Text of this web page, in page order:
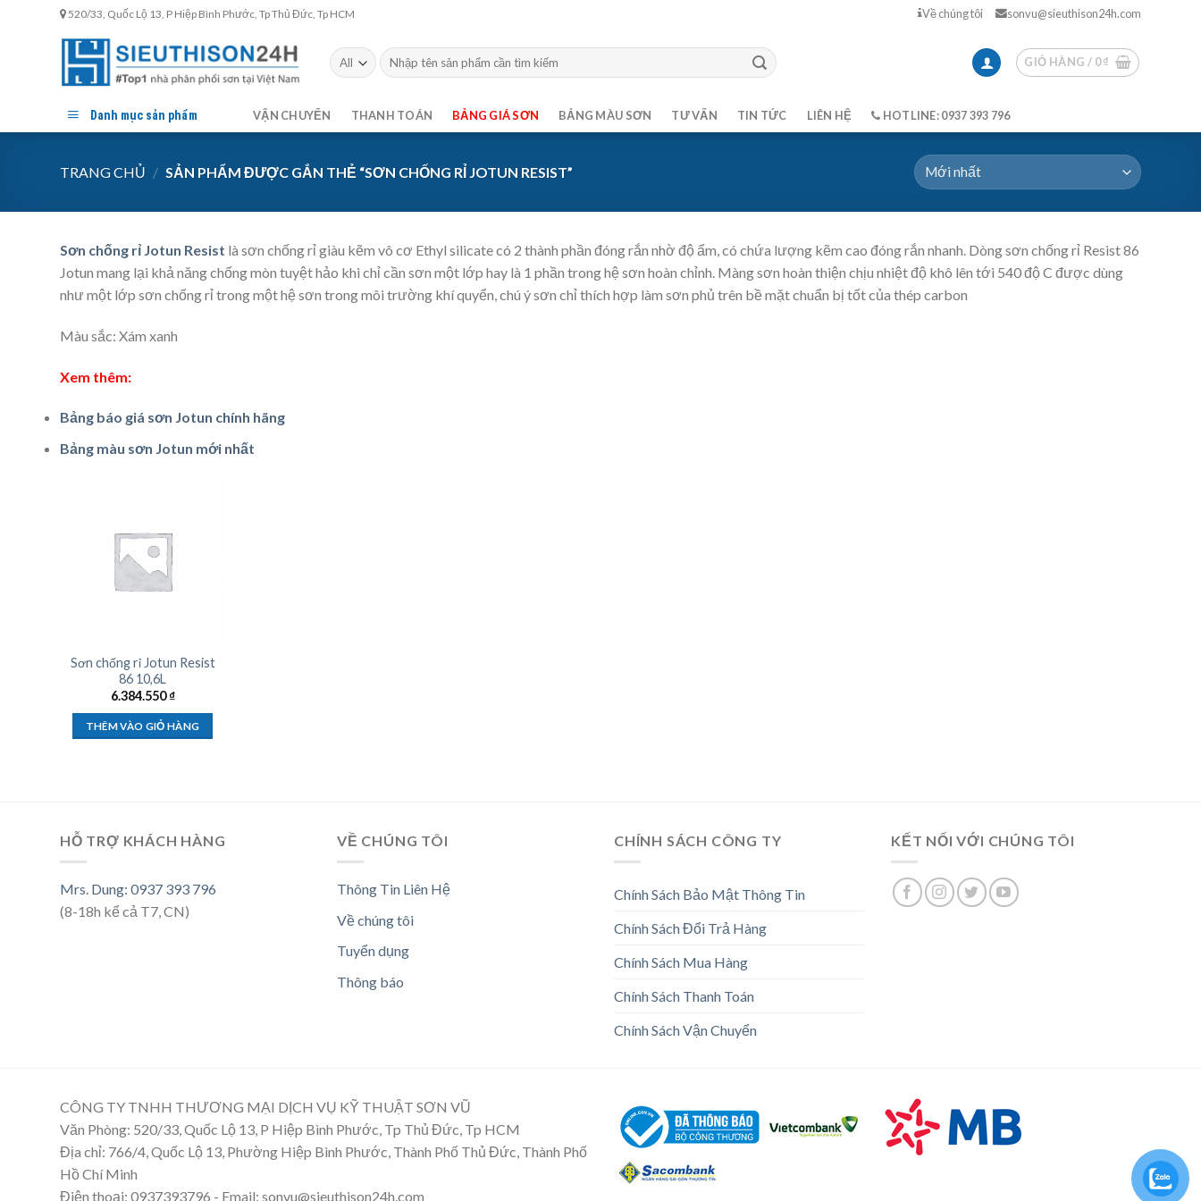
520/33, Quốc Lộ 13, P Hiệp Bình Phước, Tp Thủ Đức, Tp HCM Về chúng tôi sonvu@sieuthison24h.com
Tìm
kiếm:
GIỎ HÀNG / 0₫
Danh mục sản phẩm VẬN CHUYỂN THANH TOÁN BẢNG GIÁ SƠN BẢNG MÀU SƠN TƯ VẤN TIN TỨC LIÊN HỆ HOTLINE: 0937 393 796
TRANG CHỦ / SẢN PHẨM ĐƯỢC GẮN THẺ “SƠN CHỐNG RỈ JOTUN RESIST”
Sơn chống rỉ Jotun Resist là sơn chống rỉ giàu kẽm vô cơ Ethyl silicate có 2 thành phần đóng rắn nhờ độ ẩm, có chứa lượng kẽm cao đóng rắn nhanh. Dòng sơn chống rỉ Resist 86
Jotun mang lại khả năng chống mòn tuyệt hảo khi chỉ cần sơn một lớp hay là 1 phần trong hệ sơn hoàn chỉnh. Màng sơn hoàn thiện chịu nhiệt độ khô lên tới 540 độ C được dùng
như một lớp sơn chống rỉ trong một hệ sơn trong môi trường khí quyển, chú ý sơn chỉ thích hợp làm sơn phủ trên bề mặt chuẩn bị tốt của thép carbon
Màu sắc: Xám xanh
Xem thêm:
Bảng báo giá sơn Jotun chính hãng
Bảng màu sơn Jotun mới nhất
Sơn chống rỉ Jotun Resist
86 10,6L
6.384.550₫
THÊM VÀO GIỎ HÀNG
HỖ TRỢ KHÁCH HÀNG
Mrs. Dung: 0937 393 796
(8-18h kể cả T7, CN)
VỀ CHÚNG TÔI
Thông Tin Liên Hệ
Về chúng tôi
Tuyển dụng
Thông báo
CHÍNH SÁCH CÔNG TY
Chính Sách Bảo Mật Thông Tin
Chính Sách Đổi Trả Hàng
Chính Sách Mua Hàng
Chính Sách Thanh Toán
Chính Sách Vận Chuyển
KẾT NỐI VỚI CHÚNG TÔI
CÔNG TY TNHH THƯƠNG MẠI DỊCH VỤ KỸ THUẬT SƠN VŨ
Văn Phòng: 520/33, Quốc Lộ 13, P Hiệp Bình Phước, Tp Thủ Đức, Tp HCM
Địa chỉ: 766/4, Quốc Lộ 13, Phường Hiệp Bình Phước, Thành Phố Thủ Đức, Thành Phố
Hồ Chí Minh
Điện thoại: 0937393796 - Email: sonvu@sieuthison24h.com